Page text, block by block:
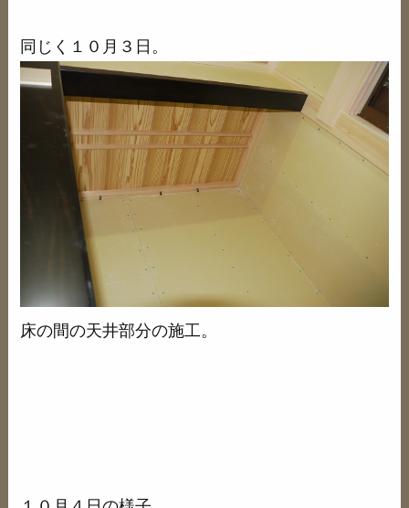
同じく１０月３日。
床の間の天井部分の施工。